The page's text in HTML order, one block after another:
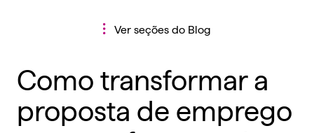
Ver seções do Blog
Como transformar a
proposta de emprego